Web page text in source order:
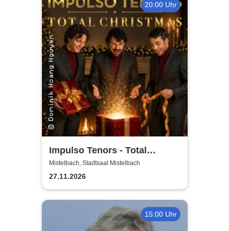
20:00 Uhr
Impulso Tenors - Total
Christmas
Mistelbach, Stadtsaal Mistelbach
27.11.2026
15:00 Uhr